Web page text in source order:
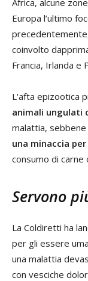
Europa l’ultimo
coinvolto
Francia, Irlanda e
L'afta epizootica
animali ungulati
malattia,
una minaccia
consumo di
Servono
La Coldiretti ha
per gli essere
una malattia
con vesciche